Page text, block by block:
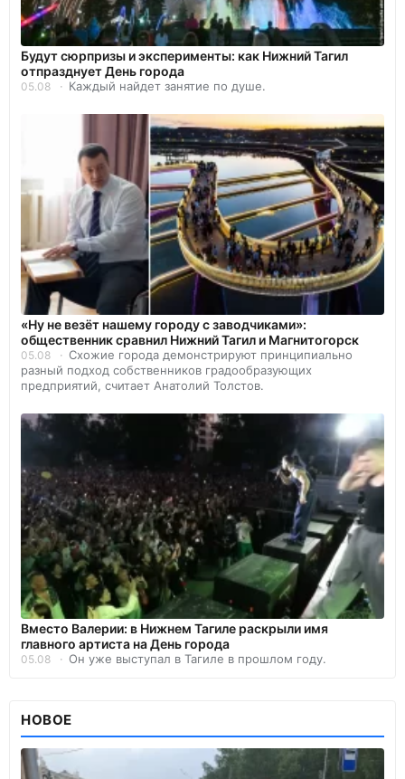
Будут сюрпризы и эксперименты: как Нижний Тагил
отпразднует День города
05.08 Каждый найдет занятие по душе.
«Ну не везёт нашему городу с заводчиками»:
общественник сравнил Нижний Тагил и Магнитогорск
05.08
Схожие города демонстрируют принципиально
разный подход собственников градообразующих
предприятий, считает Анатолий Толстов.
Вместо Валерии: в Нижнем Тагиле раскрыли имя
главного артиста на День города
05.08 Он уже выступал в Тагиле в прошлом году.
НОВОЕ